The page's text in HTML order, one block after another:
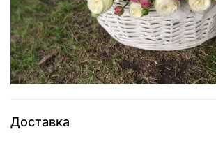
Додати до кошика
Купити в один клік
Доставка